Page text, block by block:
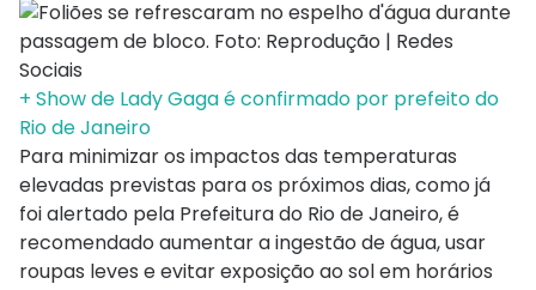
+ Show de Lady Gaga é confirmado por prefeito do
Rio de Janeiro
Para minimizar os impactos das temperaturas
elevadas previstas para os próximos dias, como já
foi alertado pela Prefeitura do Rio de Janeiro, é
recomendado aumentar a ingestão de água, usar
roupas leves e evitar exposição ao sol em horários